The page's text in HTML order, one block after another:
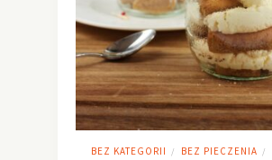
BEZ KATEGORII / BEZ PIECZENIA /